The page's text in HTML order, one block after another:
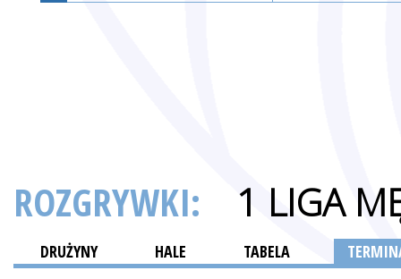
ROZGRYWKI: 1 LIGA
DRUŻYNY HALE TABELA